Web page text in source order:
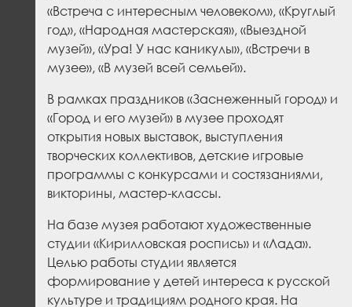
«Встреча с интересным человеком», «Круглый
год», «Народная мастерская», «Выездной
музей», «Ура! У нас каникулы», «Встречи в
музее», «В музей всей семьей».
В рамках праздников «Заснеженный город» и
«Город и его музей» в музее проходят
открытия новых выставок, выступления
творческих коллективов, детские игровые
программы с конкурсами и состязаниями,
викторины, мастер-классы.
На базе музея работают художественные
студии «Кирилловская роспись» и «Лада».
Целью работы студии является
формирование у детей интереса к русской
культу­ре и традициям родного края. На